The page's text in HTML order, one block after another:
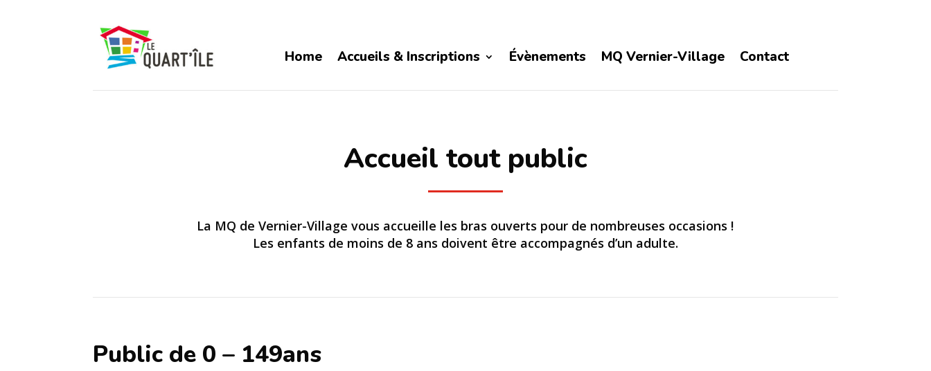
Home Accueils & Inscriptions Évènements MQ Vernier-Village Contact
Accueil tout public
La MQ de Vernier-Village vous accueille les bras ouverts pour de nombreuses occasions !
Les enfants de moins de 8 ans doivent être accompagnés d’un adulte.
Public de 0 – 149ans